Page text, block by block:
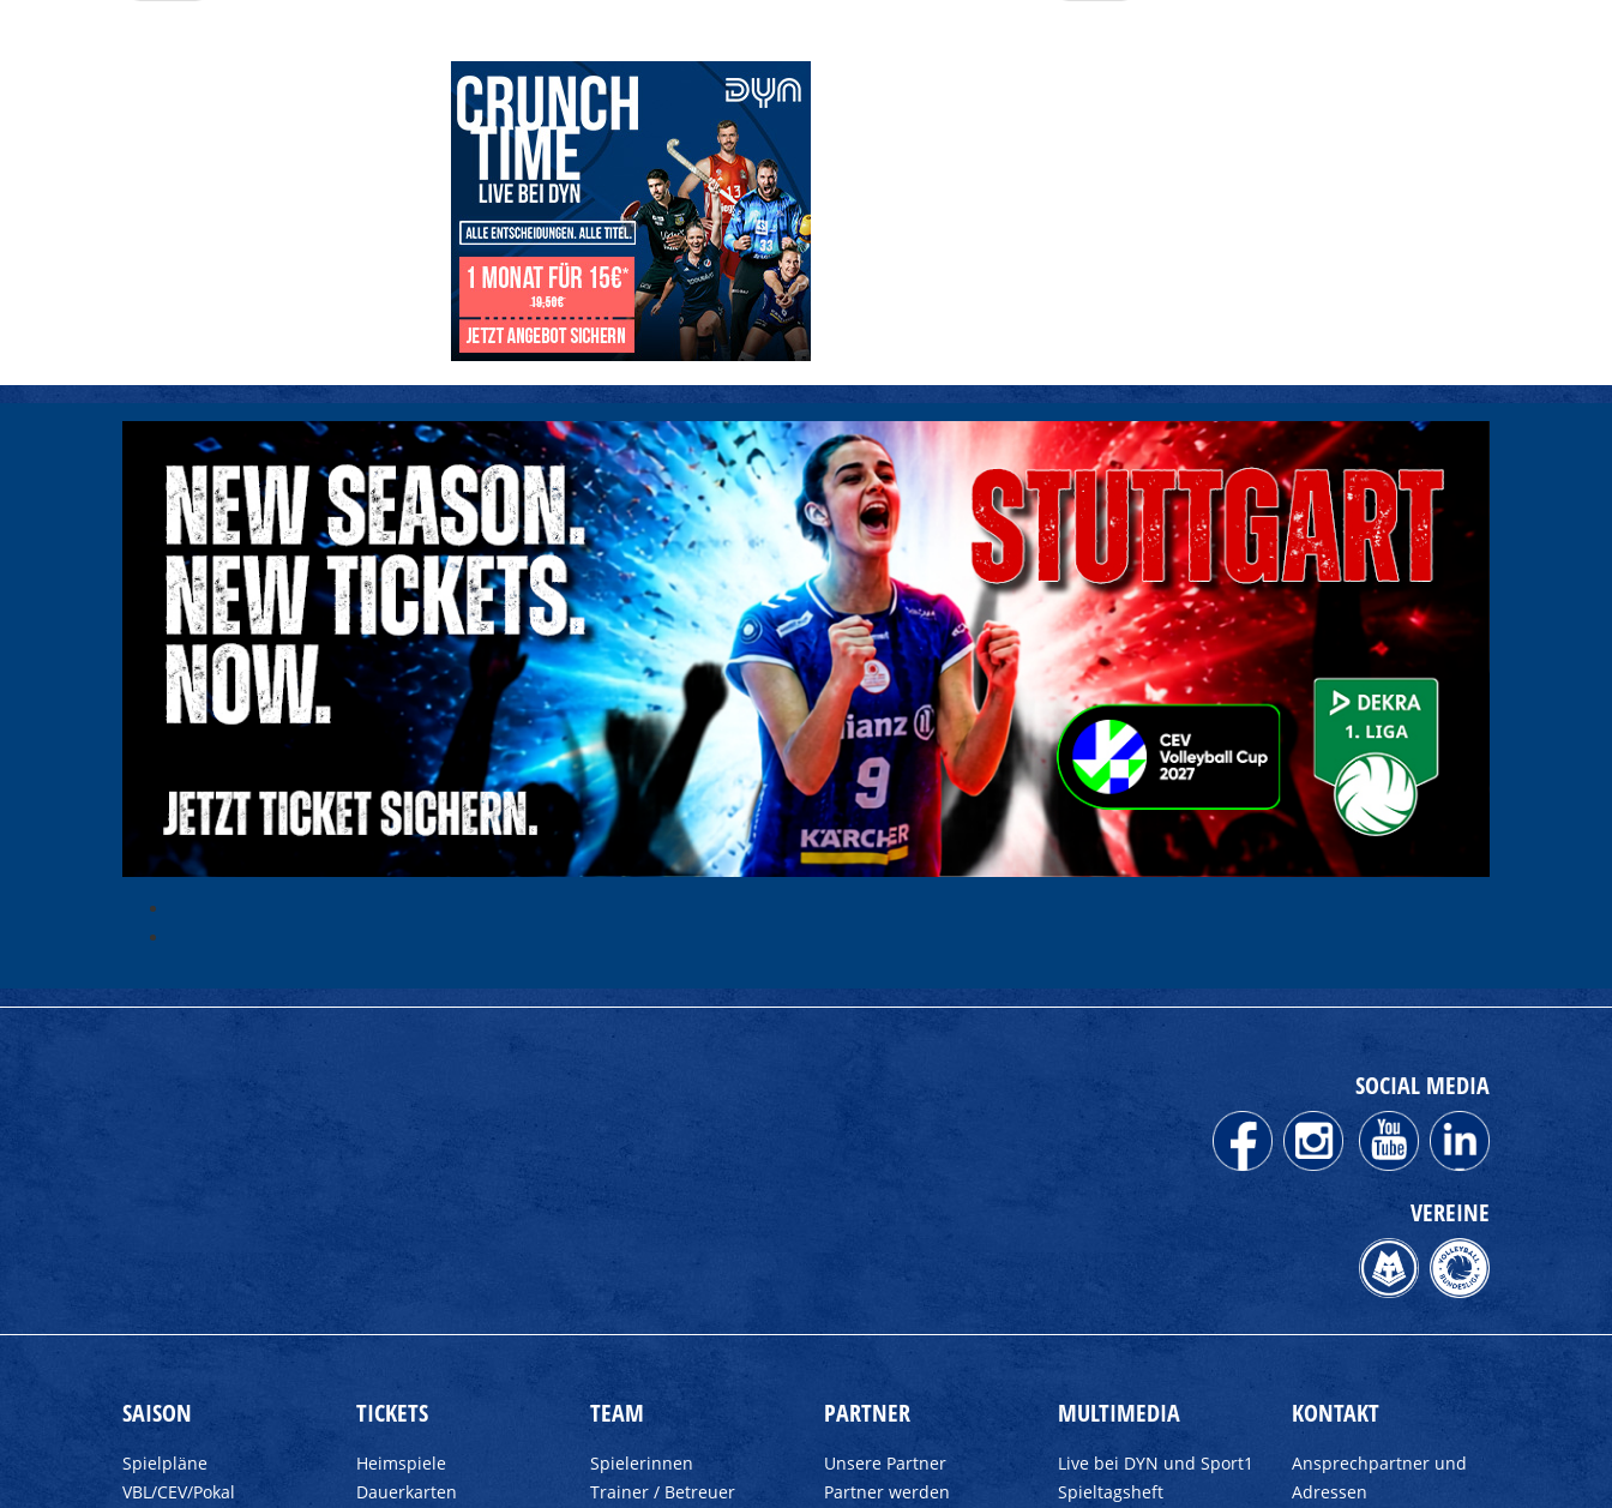
SOCIAL MEDIA
VEREINE
SAISON
Spielpläne
VBL/CEV/Pokal
TICKETS
Heimspiele
Dauerkarten
TEAM
Spielerinnen
Trainer / Betreuer
PARTNER
Unsere Partner
Partner werden
MULTIMEDIA
Live bei DYN und Sport1
Spieltagsheft
KONTAKT
Ansprechpartner und
Adressen